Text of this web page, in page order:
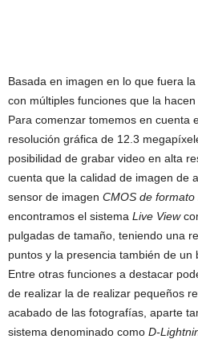
Basada en imagen en lo que fuera
con múltiples funciones que la
Para comenzar tomemos en cuenta
resolución gráfica de 12.3
posibilidad de grabar video en alta
cuenta que la calidad de imagen de
sensor de imagen CMOS de formato
encontramos el sistema Live View
pulgadas de tamaño, teniendo una
puntos y la presencia también de un
Entre otras funciones a destacar
de realizar la de realizar pequeños
acabado de las fotografías, aparte
sistema denominado como D-